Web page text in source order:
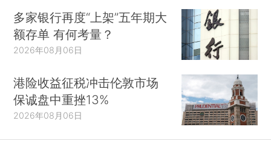
多家银行再度“上架”五年期大
额存单 有何考量？
2026年08月06日
港险收益征税冲击伦敦市场
保诚盘中重挫13%
2026年08月06日